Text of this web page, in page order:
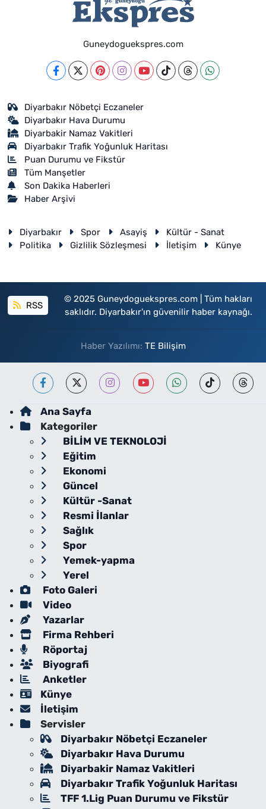
Guneydoguekspres.com
Diyarbakır Nöbetçi Eczaneler
Diyarbakır Hava Durumu
Diyarbakir Namaz Vakitleri
Diyarbakır Trafik Yoğunluk Haritası
Puan Durumu ve Fikstür
Tüm Manşetler
Son Dakika Haberleri
Haber Arşivi
Diyarbakır Spor Asayiş
Kültür - Sanat
Politika
Gizlilik Sözleşmesi İletişim Künye
RSS
© 2025 Guneydoguekspres.com | Tüm hakları
saklıdır. Diyarbakır'ın güvenilir haber kaynağı.
Haber Yazılımı: TE Bilişim
Ana Sayfa
Kategoriler
BİLİM VE TEKNOLOJİ
Eğitim
Ekonomi
Güncel
Kültür -Sanat
Resmi İlanlar
Sağlık
Spor
Yemek-yapma
Yerel
Foto Galeri
Video
Yazarlar
Firma Rehberi
Röportaj
Biyografi
Anketler
Künye
İletişim
Servisler
Diyarbakır Nöbetçi Eczaneler
Diyarbakır Hava Durumu
Diyarbakir Namaz Vakitleri
Diyarbakır Trafik Yoğunluk Haritası
TFF 1.Lig Puan Durumu ve Fikstür